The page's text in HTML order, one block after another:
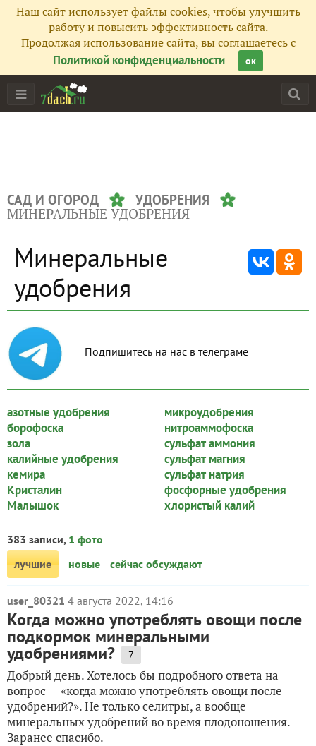
Наш сайт использует файлы cookies, чтобы улучшить
работу и повысить эффективность сайта.
Продолжая использование сайта, вы соглашаетесь с
Политикой конфиденциальности
ок
САД И ОГОРОД УДОБРЕНИЯ
МИНЕРАЛЬНЫЕ УДОБРЕНИЯ
Минеральные
удобрения
Подпишитесь на нас в телеграме
азотные удобрения
борофоска
зола
калийные удобрения
кемира
Кристалин
Малышок
микроудобрения
нитроаммофоска
сульфат аммония
сульфат магния
сульфат натрия
фосфорные удобрения
хлористый калий
383 записи, 1 фото
лучшие
новые сейчас обсуждают
user_80321 4 августа 2022, 14:16
Когда можно употреблять овощи после
подкормок минеральными
удобрениями? 7
Добрый день. Хотелось бы подробного ответа на
вопрос — «когда можно употреблять овощи после
удобрений?». Не только селитры, а вообще
минеральных удобрений во время плодоношения.
Заранее спасибо.